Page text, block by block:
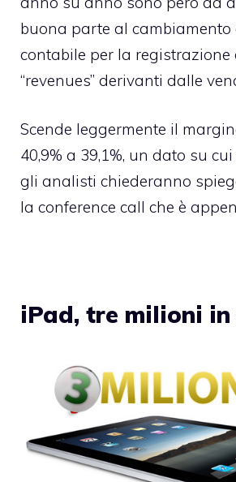
buona parte al cambiamento
contabile per la registrazione
“revenues” derivanti dalle
Scende leggermente il
40,9% a 39,1%, un dato su
gli analisti chiederanno
la conference call che è
iPad, tre milioni